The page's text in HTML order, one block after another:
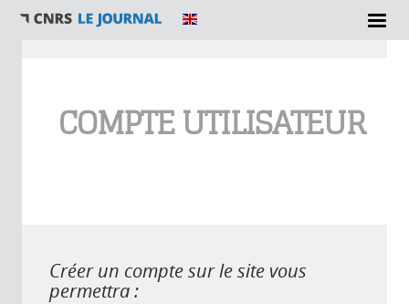
COMPTE UTILISATEUR
Créer un compte sur le site vous
permettra :